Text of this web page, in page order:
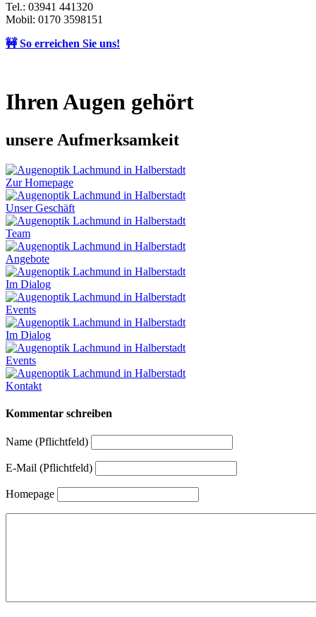
Tel.: 03941 441320
Mobil: 0170 3598151
🚧 So erreichen Sie uns!
Ihren Augen gehört
unsere Aufmerksamkeit
Zur Homepage
Unser Geschäft
Team
Angebote
Im Dialog
Events
Im Dialog
Events
Kontakt
Kommentar schreiben
Name (Pflichtfeld)
E-Mail (Pflichtfeld)
Homepage